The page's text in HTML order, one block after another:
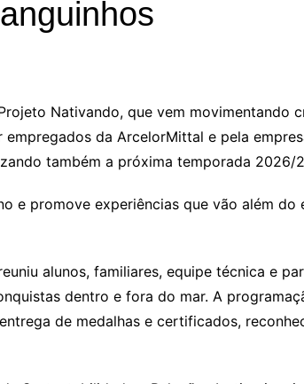
Nativando, que vem movimentando
da ArcelorMittal e pela
também a próxima temporada 2026/
e promove experiências que vão além do
alunos, familiares, equipe técnica e
dentro e fora do mar. A
de medalhas e certificados,